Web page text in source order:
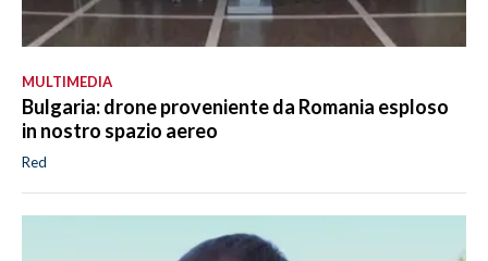
MULTIMEDIA
Bulgaria: drone proveniente da Romania esploso
in nostro spazio aereo
Red